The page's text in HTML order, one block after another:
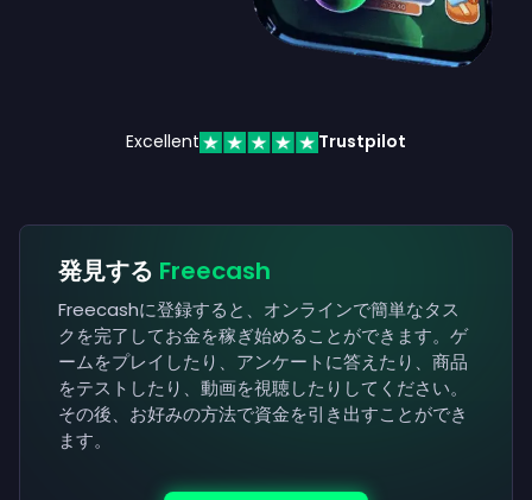
Excellent Trustpilot
発見する Freecash
Freecashに登録すると、オンラインで簡単なタス
クを完了してお金を稼ぎ始めることができます。ゲ
ームをプレイしたり、アンケートに答えたり、商品
をテストしたり、動画を視聴したりしてください。
その後、お好みの方法で資金を引き出すことができ
ます。